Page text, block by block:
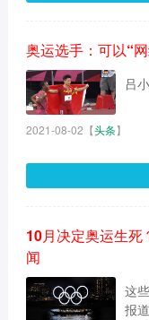
奥运选手：可以“
吕
2021-08-02 【头条】
10月决定奥运生
闻
这
报